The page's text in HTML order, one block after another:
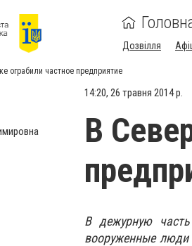
Дозвілля
ограбили частное предприятие
14:20, 26 травня 2014 р.
В
В дежурную
вооруженные